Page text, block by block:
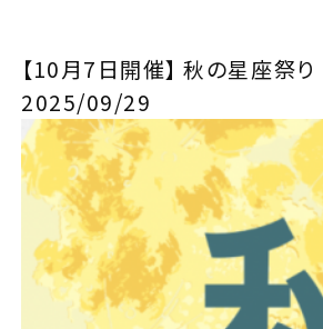
【10月7日開催】 秋の星座祭り
2025/09/29